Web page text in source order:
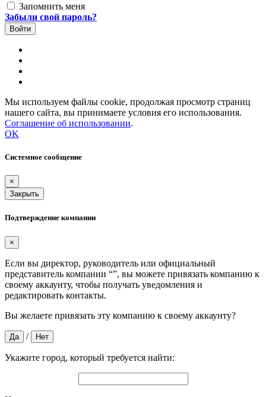
Запомнить меня
Забыли свой пароль?
Мы используем файлы cookie, продолжая просмотр страниц
нашего сайта, вы принимаете условия его использования.
Соглашение об использовании.
OK
Системное сообщение
×
Закрыть
Подтверждение компании
×
Если вы директор, руководитель или официальный
представитель компании “”, вы можете привязать компанию к
своему аккаунту, чтобы получать уведомления и
редактировать контакты.
Вы желаете привязать эту компанию к своему аккаунту?
Да / Нет
Укажите город, который требуется найти: